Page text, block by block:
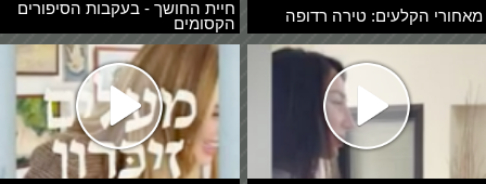
מאחורי הקלעים: טירה רדופה
חיית החושך - בעקבות הסיפורים
הקסומים